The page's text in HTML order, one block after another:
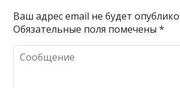
Ваш адрес email не будет
Обязательные поля помечены*